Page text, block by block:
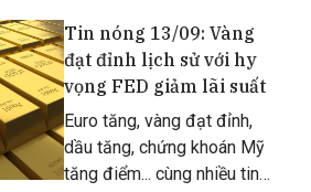
Tin nóng 13/09: Vàng
đạt đỉnh lịch sử với hy
vọng FED giảm lãi suất
Euro tăng, vàng đạt đỉnh,
dầu tăng, chứng khoán Mỹ
tăng điểm... cùng nhiều tin